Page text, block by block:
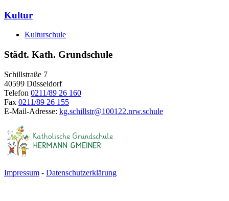
Kultur
Kulturschule
Städt. Kath. Grundschule
Schillstraße 7
40599 Düsseldorf
Telefon 0211/89 26 160
Fax 0211/89 26 155
E-Mail-Adresse: kg.schillstr@100122.nrw.schule
Impressum - Datenschutzerklärung